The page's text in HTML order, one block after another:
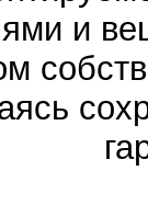
и